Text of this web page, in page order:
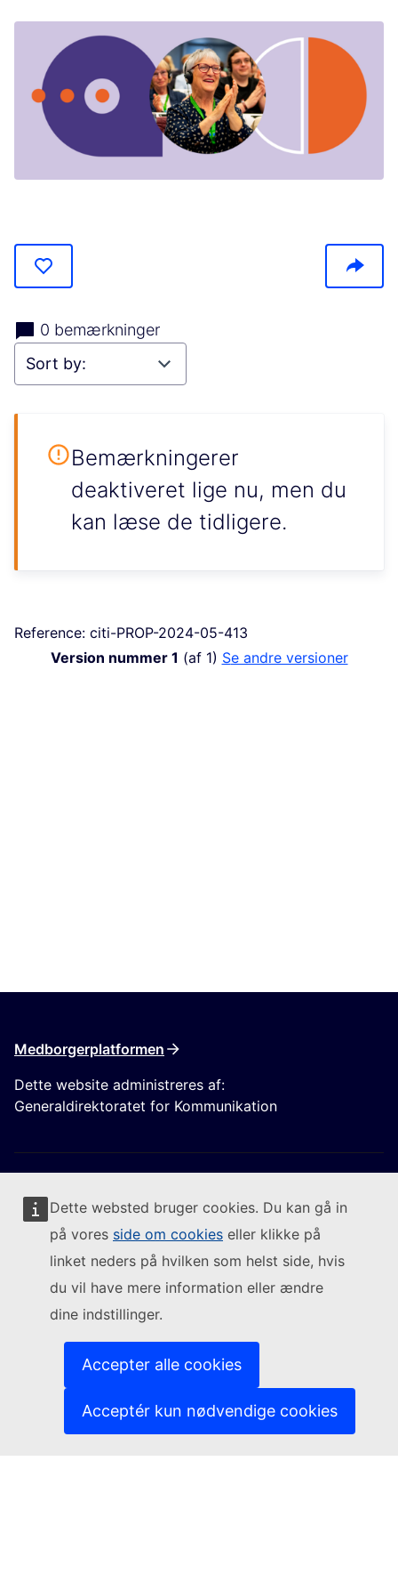
Dette websted bruger cookies. Du kan gå in
på vores side om cookies eller klikke på
linket neders på hvilken som helst side, hvis
du vil have mere information eller ændre
dine indstillinger.
Accepter alle cookies
Acceptér kun nødvendige cookies
0 bemærkninger
Bemærkningerer
deaktiveret lige nu, men du
kan læse de tidligere.
Reference: citi-PROP-2024-05-413
Version nummer 1 (af 1) se andre versioner
Medborgerplatformen
Dette website administreres af:
Generaldirektoratet for Kommunikation
Følg Europa-Kommissionen
Kontakt os (Eksternt link)
Indberet en IT-sårbarhed
Sprog på vores websites(Eksternt link)
(Eksternt link)
Databeskyttelsespolitik
Juridisk meddelelse
(Eksternt link)